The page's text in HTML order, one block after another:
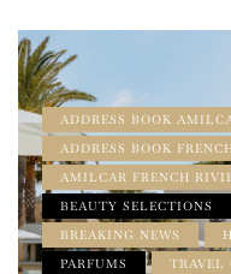
ADDRESS BOOK
ADDRESS BOOK
AMILCAR FRENCH
BEAUTY SELECTIONS
BREAKING NEWS
PARFUMS
TRAVEL